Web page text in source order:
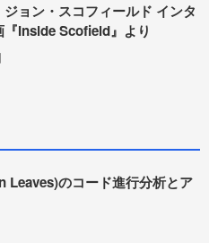
ジョン・スコフィールド インタ
『Inside Scofield』より
Leaves)のコード進行分析とア